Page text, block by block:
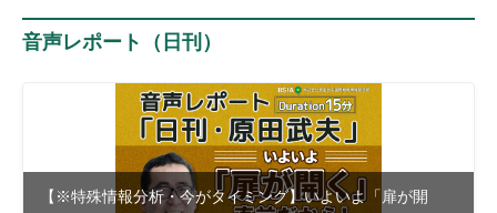
音声レポート（日刊）
【※特殊情報分析・今がタイミング】いよいよ「扉が開